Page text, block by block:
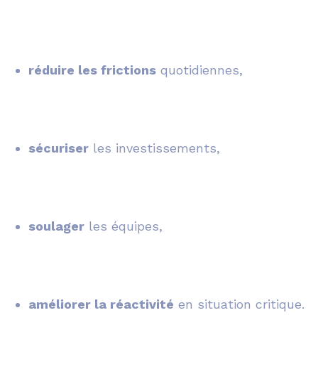
réduire les frictions quotidiennes,
sécuriser les investissements,
soulager les équipes,
améliorer la réactivité en situation critique.